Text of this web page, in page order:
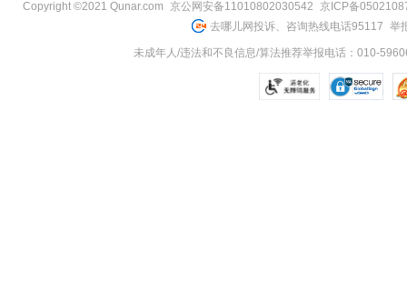
Copyright ©2021 Qunar.com 京公网安备11010802030542
京ICP备
去哪儿网投诉、咨询热线电话95117 举
未成年人/违法和不良信息/算法推荐举报电话：010-